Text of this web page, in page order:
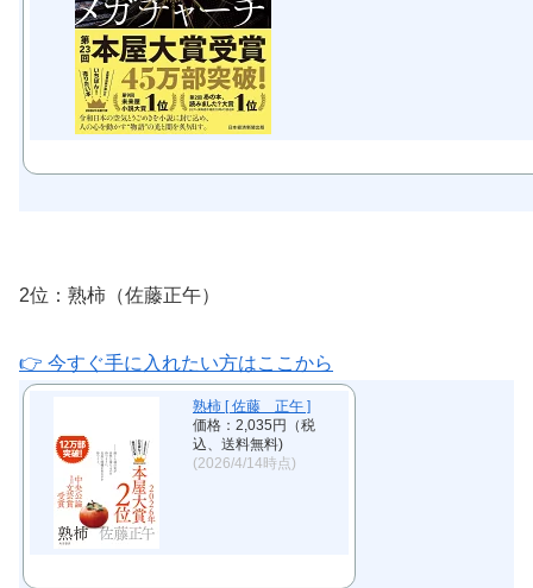
2位：熟柿（佐藤正午）
👉 今すぐ手に入れたい方はここから
熟柿 [ 佐藤 正午 ]
価格：2,035円（税
込、送料無料)
(2026/4/14時点)